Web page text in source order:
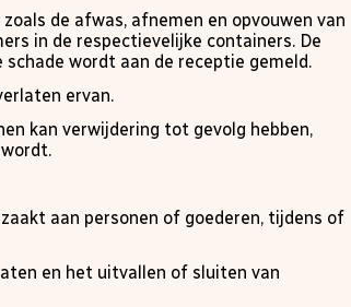
de afwas, afnemen en opvouwen van
in de respectievelijke containers. De
wordt aan de receptie gemeld.
ervan.
kan verwijdering tot gevolg hebben,
aan personen of goederen, tijdens of
en het uitvallen of sluiten van